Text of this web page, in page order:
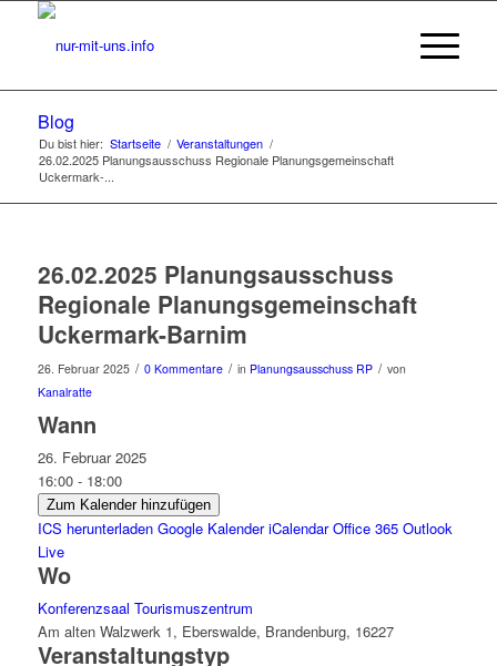
Blog
Du bist hier: Startseite / Veranstaltungen /
26.02.2025 Planungsausschuss Regionale Planungsgemeinschaft
Uckermark-...
26.02.2025 Planungsausschuss
Regionale Planungsgemeinschaft
Uckermark-Barnim
26. Februar 2025 / 0 Kommentare / in Planungsausschuss RP / von
Kanalratte
Wann
26. Februar 2025
16:00 - 18:00
Zum Kalender hinzufügen
ICS herunterladen Google Kalender iCalendar Office 365 Outlook
Live
Wo
Konferenzsaal Tourismuszentrum
Am alten Walzwerk 1, Eberswalde, Brandenburg, 16227
Veranstaltungstyp